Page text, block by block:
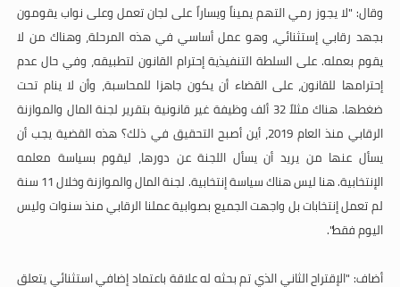
وقال: "لا يجوز رمي التهم يميناً ويساراً على لجان تعمل وعلى نواب يقومون
بجهد رقابي إستثنائي، وهو عمل أساسي في هذه المرحلة، وهناك من لا
يقوم بعمله. على السلطة التنفيذية إحترام القانون لتطبيقه، وفي حال عدم
إحترامها للقانون، على القضاء أن يكون جاهزا للمحاسبة، وأن لا ينام تحت
ضغطها. هناك مثلاً 32 ألف وظيفة غير قانونية بتقرير لجنة المال والموازنة
الرقابي منذ العام 2019، أين أصبح التحقيق في ذلك؟ هذه القضية يجب أن
يسأل عنها من يريد أن يسأل اللجنة عن دورها، ليقوم بسياسة معلمه
الإنتخابية. هنا ليس هناك سياسة إنتخابية. لجنة المال والموازنة وخلال 11 سنة
لم تعمل إنتخابات بل واجهت الجميع بصوابية عملنا الرقابي منذ سنوات وليس
اليوم فقط".
أضاف: "الإقتراح الثاني الذي تم بحثه له علاقة باعتماد إضافي استثنائي يتعلق